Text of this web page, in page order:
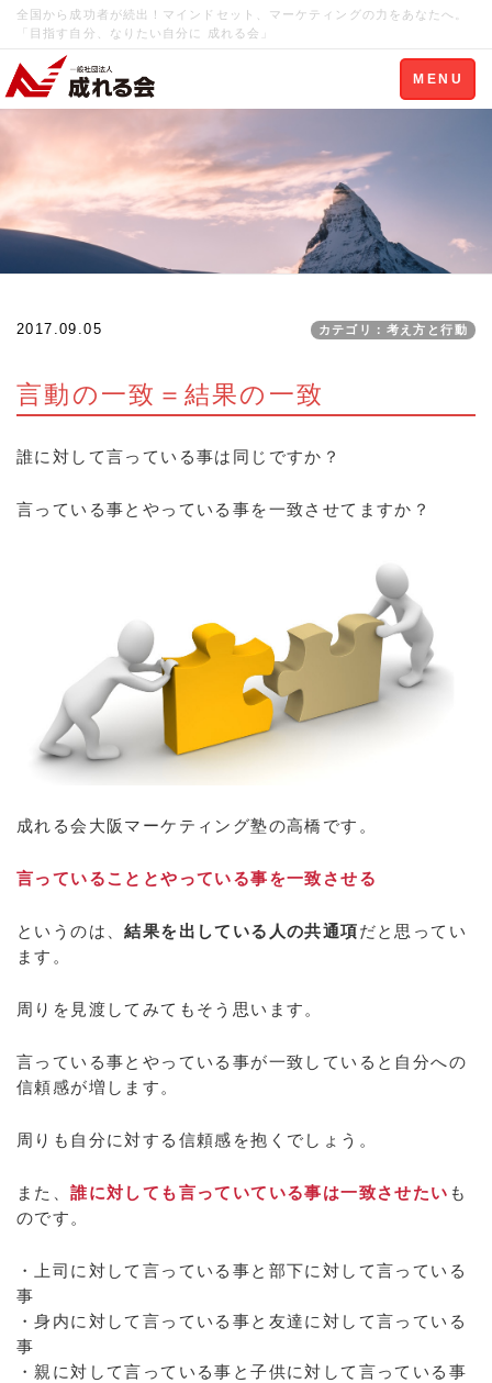
全国から成功者が続出！マインドセット、マーケティングの力をあなたへ。
「目指す自分、なりたい自分に 成れる会」
Toggle
navigation
MENU
2017.09.05 カテゴリ：考え方と行動
言動の一致＝結果の一致
誰に対して言っている事は同じですか？
言っている事とやっている事を一致させてますか？
成れる会大阪マーケティング塾の高橋です。
言っていることとやっている事を一致させる
というのは、結果を出している人の共通項だと思ってい
ます。
周りを見渡してみてもそう思います。
言っている事とやっている事が一致していると自分への
信頼感が増します。
周りも自分に対する信頼感を抱くでしょう。
また、誰に対しても言っていている事は一致させたい も
のです。
・上司に対して言っている事と部下に対して言っている
事
・身内に対して言っている事と友達に対して言っている
事
・親に対して言っている事と子供に対して言っている事